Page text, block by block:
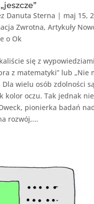
Danuta Sterna | maj 15,
Zwrotna, Artykuły
o Ok
się z
z matematyki” lub „Nie
wielu osób zdolności
kolor oczu. Tak jednak
pionierka badań
rozwój,...